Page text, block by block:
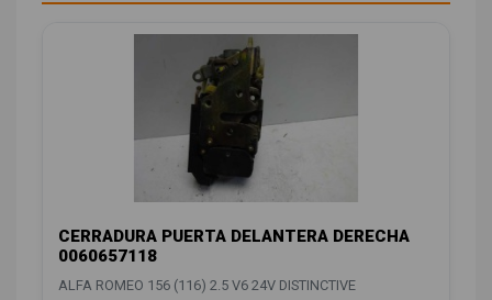
CERRADURA PUERTA DELANTERA DERECHA
0060657118
ALFA ROMEO 156 (116) 2.5 V6 24V DISTINCTIVE